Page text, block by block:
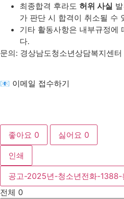
최종합격 후라도 허위 사실
가 판단 시 합격이 취소될 수
기타 활동사항은 내부규정에
다.
문의: 경상남도청소년상담복지센
📧 이메일 접수하기
좋아요 0 싫어요 0
인쇄
공고-2025년-청소년전화-
전체 0